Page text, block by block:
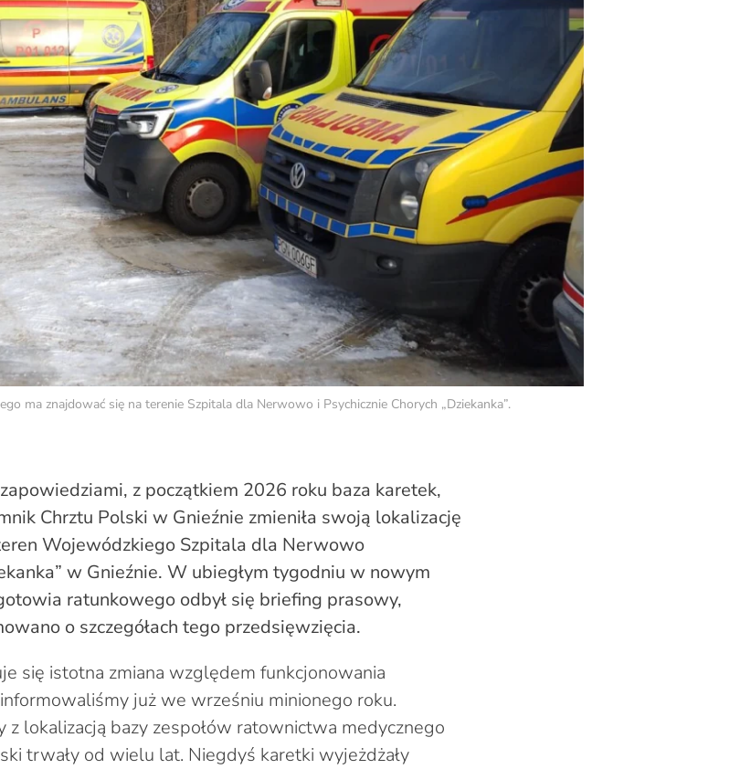
ma znajdować się na terenie Szpitala dla Nerwowo i Psychicznie Chorych „Dziekanka”.
z początkiem 2026 roku baza karetek,
Chrztu Polski w Gnieźnie zmieniła swoją lokalizację
Wojewódzkiego Szpitala dla Nerwowo
w Gnieźnie. W ubiegłym tygodniu w nowym
ratunkowego odbył się briefing prasowy,
o szczegółach tego przedsięwzięcia.
się istotna zmiana względem funkcjonowania
już we wrześniu minionego roku.
z lokalizacją bazy zespołów ratownictwa medycznego
trwały od wielu lat. Niegdyś karetki wyjeżdżały